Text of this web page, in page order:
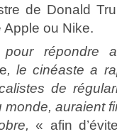
de Donald
ou Nike.
répondre
, le cinéaste a
de
auraient
« afin